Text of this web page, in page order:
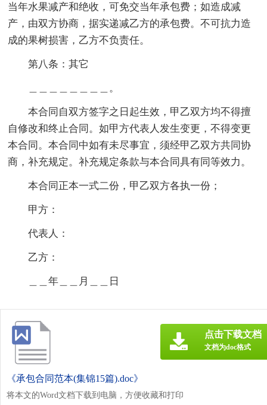
当年水果减产和绝收，可免交当年承包费；如造成减
产，由双方协商，据实递减乙方的承包费。不可抗力造
成的果树损害，乙方不负责任。
第八条：其它
＿＿＿＿＿＿＿＿。
本合同自双方签字之日起生效，甲乙双方均不得擅
自修改和终止合同。如甲方代表人发生变更，不得变更
本合同。本合同中如有未尽事宜，须经甲乙双方共同协
商，补充规定。补充规定条款与本合同具有同等效力。
本合同正本一式二份，甲乙双方各执一份；
甲方：
代表人：
乙方：
＿＿年＿＿月＿＿日
《承包合同范本(集锦15篇).doc》
将本文的Word文档下载到电脑，方便收藏和打印
点击下载文档
文档为doc格式